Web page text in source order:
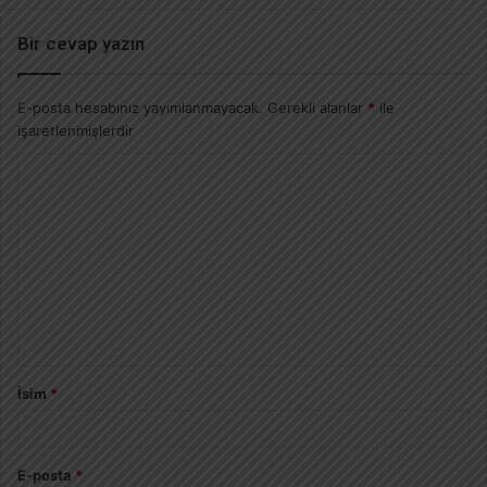
Bir cevap yazın
E-posta hesabınız yayımlanmayacak. Gerekli alanlar * ile
işaretlenmişlerdir
İsim *
E-posta *